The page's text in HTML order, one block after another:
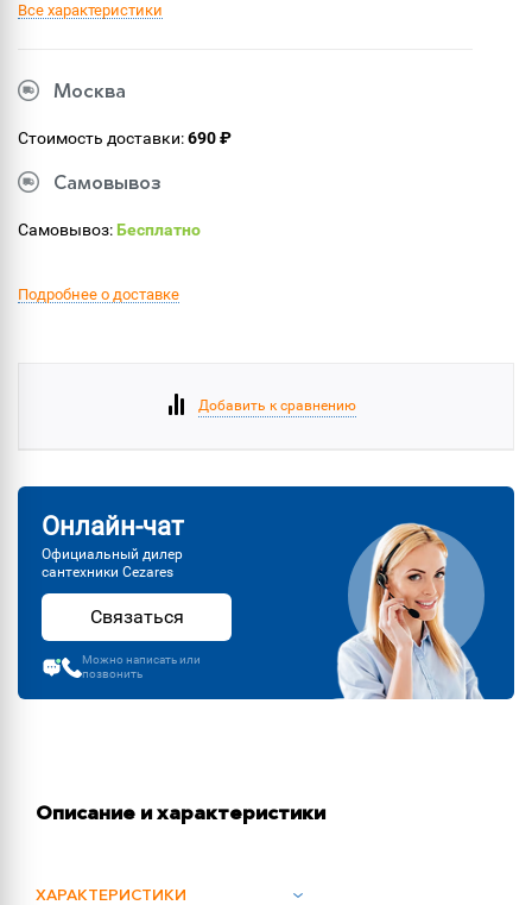
Все характеристики
Москва
Стоимость доставки:690 ₽
Самовывоз
Самовывоз:Бесплатно
Подробнее о доставке
Добавить к сравнению
Онлайн-чат
Официальный дилер
сантехники Cezares
Связаться
Можно написать или
позвонить
Описание и характеристики
ХАРАКТЕРИСТИКИ